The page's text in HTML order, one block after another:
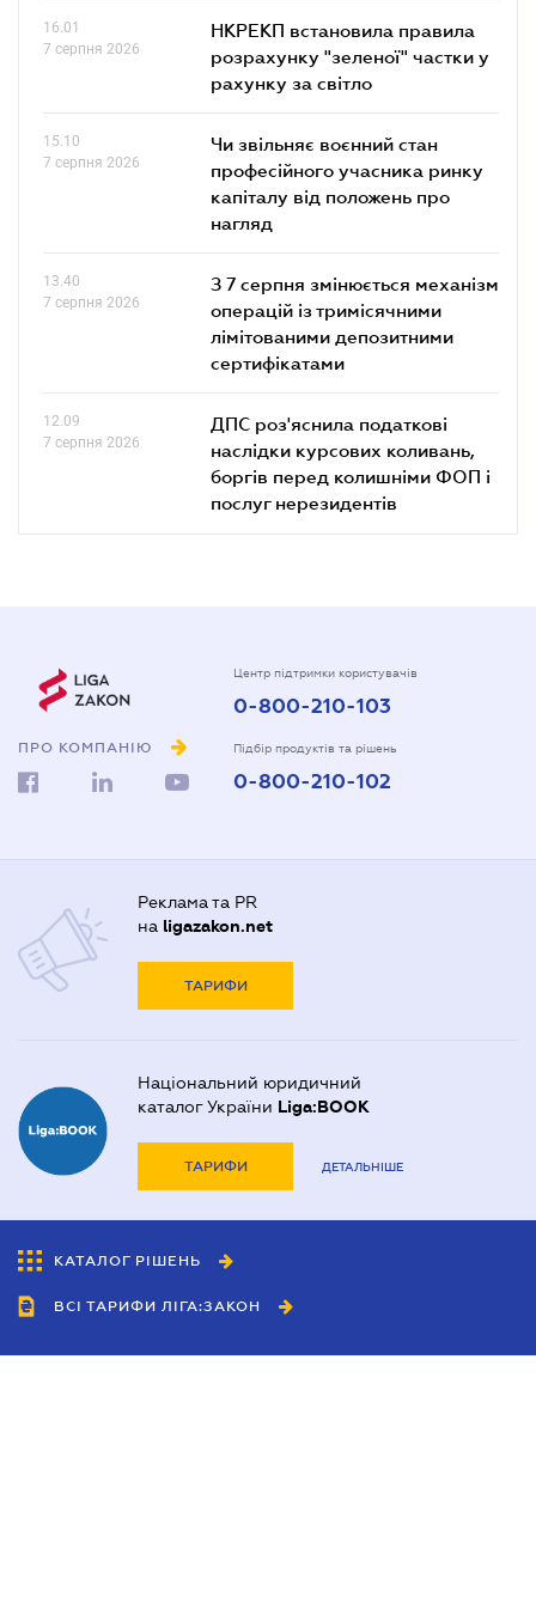
16.01
7 серпня 2026
НКРЕКП встановила правила
розрахунку "зеленої" частки у
рахунку за світло
15.10
7 серпня 2026
Чи звільняє воєнний стан
професійного учасника ринку
капіталу від положень про
нагляд
13.40
7 серпня 2026
З 7 серпня змінюється механізм
операцій із тримісячними
лімітованими депозитними
сертифікатами
12.09
7 серпня 2026
ДПС роз'яснила податкові
наслідки курсових коливань,
боргів перед колишніми ФОП і
послуг нерезидентів
ПРО КОМПАНІЮ
Центр підтримки користувачів
0-800-210-103
Підбір продуктів та рішень
0-800-210-102
Реклама та PR
на ligazakon.net
ТАРИФИ
Національний юридичний
каталог України Liga:BOOK
ТАРИФИ ДЕТАЛЬНІШЕ
КАТАЛОГ РІШЕНЬ
ВСІ ТАРИФИ ЛІГА:ЗАКОН